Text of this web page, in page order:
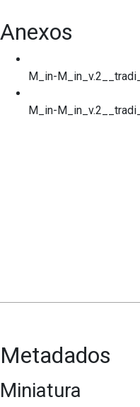
Anexos
M_in-
M_in-
Metadados
Miniatura